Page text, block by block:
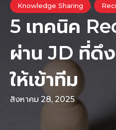
Knowledge Sharing ,
5 เทคนิค
ผ่าน JD ที่ดึ
ให้เข้าทีม
สิงหาคม 28, 2025